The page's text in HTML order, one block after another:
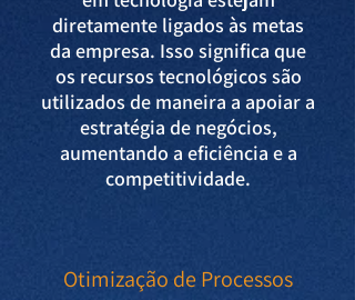
diretamente ligados às metas
da empresa. Isso significa que
os recursos tecnológicos são
utilizados de maneira a apoiar a
estratégia de negócios,
aumentando a eficiência e a
competitividade.
Otimização de Processos